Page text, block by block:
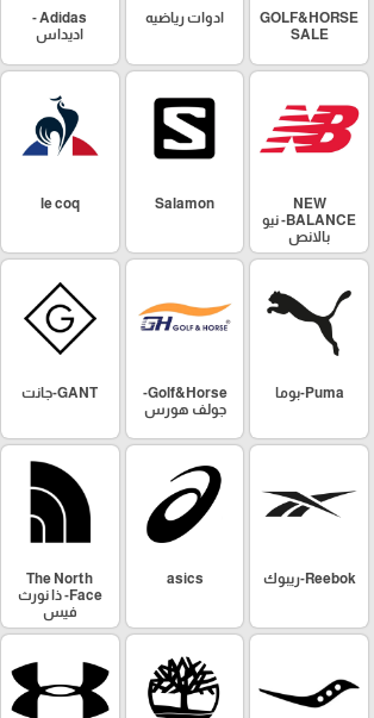
GOLF&HORSE
SALE
ادوات رياضيه
Adidas -
اديداس
NEW
BALANCE- نيو
بالانص
Salamon
le coq
Puma-بوما
Golf&Horse-
جولف هورس
GANT-جانت
Reebok-ريبوك asics
The North
Face- ذا نورث
فيس